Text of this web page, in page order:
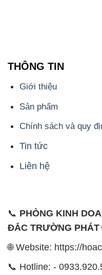
THÔNG TIN
Giới thiệu
Sản phẩm
Chính sách và quy
Tin tức
Liên hệ
📞 PHÒNG KINH
ĐẮC TRƯỜNG PHÁT
🌐 Website: https://
📞 Hotline: -